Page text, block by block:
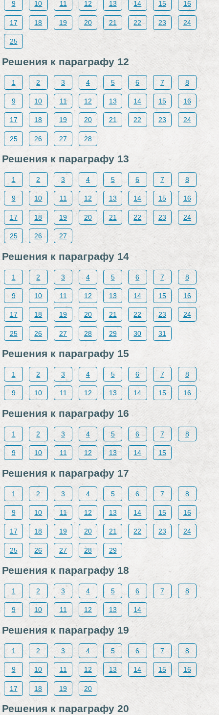
9 10 11 12 13 14 15 16
17 18 19 20 21 22 23 24
25
Решения к параграфу 12
1 2 3 4 5 6 7 8
9 10 11 12 13 14 15 16
17 18 19 20 21 22 23 24
25 26 27 28
Решения к параграфу 13
1 2 3 4 5 6 7 8
9 10 11 12 13 14 15 16
17 18 19 20 21 22 23 24
25 26 27
Решения к параграфу 14
1 2 3 4 5 6 7 8
9 10 11 12 13 14 15 16
17 18 19 20 21 22 23 24
25 26 27 28 29 30 31
Решения к параграфу 15
1 2 3 4 5 6 7 8
9 10 11 12 13 14 15 16
Решения к параграфу 16
1 2 3 4 5 6 7 8
9 10 11 12 13 14 15
Решения к параграфу 17
1 2 3 4 5 6 7 8
9 10 11 12 13 14 15 16
17 18 19 20 21 22 23 24
25 26 27 28 29
Решения к параграфу 18
1 2 3 4 5 6 7 8
9 10 11 12 13 14
Решения к параграфу 19
1 2 3 4 5 6 7 8
9 10 11 12 13 14 15 16
17 18 19 20
Решения к параграфу 20